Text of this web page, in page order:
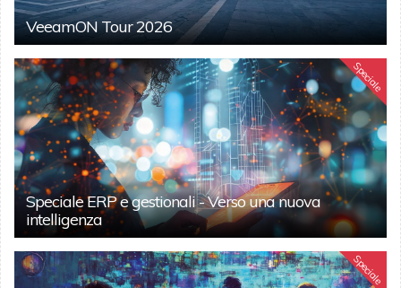
VeeamON Tour 2026
Speciale
Speciale ERP e gestionali - Verso una nuova
intelligenza
Speciale